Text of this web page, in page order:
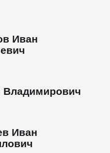
Иван
Владимирович
Иван